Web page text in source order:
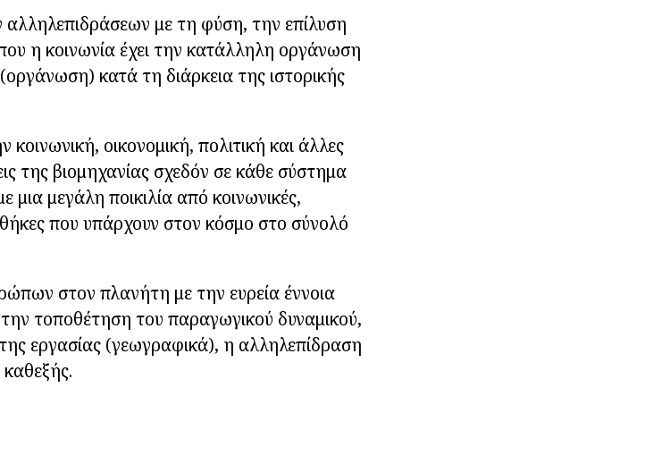
με τη φύση, την επίλυση
η κοινωνία έχει την κατάλληλη οργάνωση
κατά τη διάρκεια της ιστορικής
κοινωνική, οικονομική, πολιτική και άλλες
της βιομηχανίας σχεδόν σε κάθε σύστημα
μια μεγάλη ποικιλία από κοινωνικές,
που υπάρχουν στον κόσμο στο σύνολό
στον πλανήτη με την ευρεία έννοια
τοποθέτηση του παραγωγικού δυναμικού,
εργασίας (γεωγραφικά), η αλληλεπίδραση